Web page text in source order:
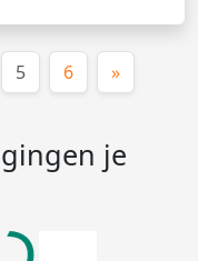
5(huidige)
6 »
je